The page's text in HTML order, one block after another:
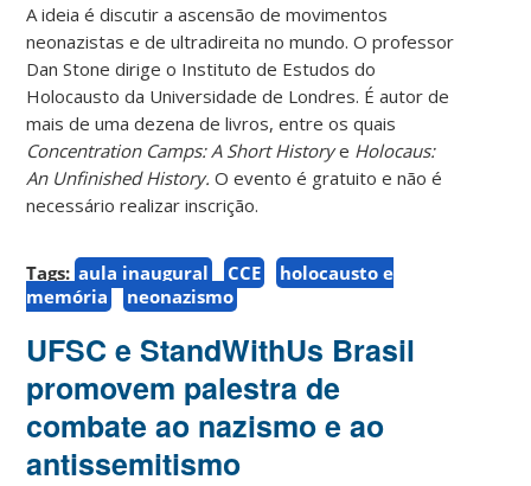
A ideia é discutir a ascensão de movimentos
neonazistas e de ultradireita no mundo. O professor
Dan Stone dirige o Instituto de Estudos do
Holocausto da Universidade de Londres. É autor de
mais de uma dezena de livros, entre os quais
Concentration Camps: A Short Historye Holocaus:
An Unfinished History.O evento é gratuito e não é
necessário realizar inscrição.
Tags: aula inaugural CCE
holocausto e
memória
neonazismo
UFSC e StandWithUs Brasil
promovem palestra de
combate ao nazismo e ao
antissemitismo